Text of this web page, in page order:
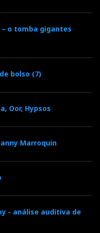
– o tomba gigantes
bolso (7)
Oor, Hypsos
Marroquin
- análise auditiva de